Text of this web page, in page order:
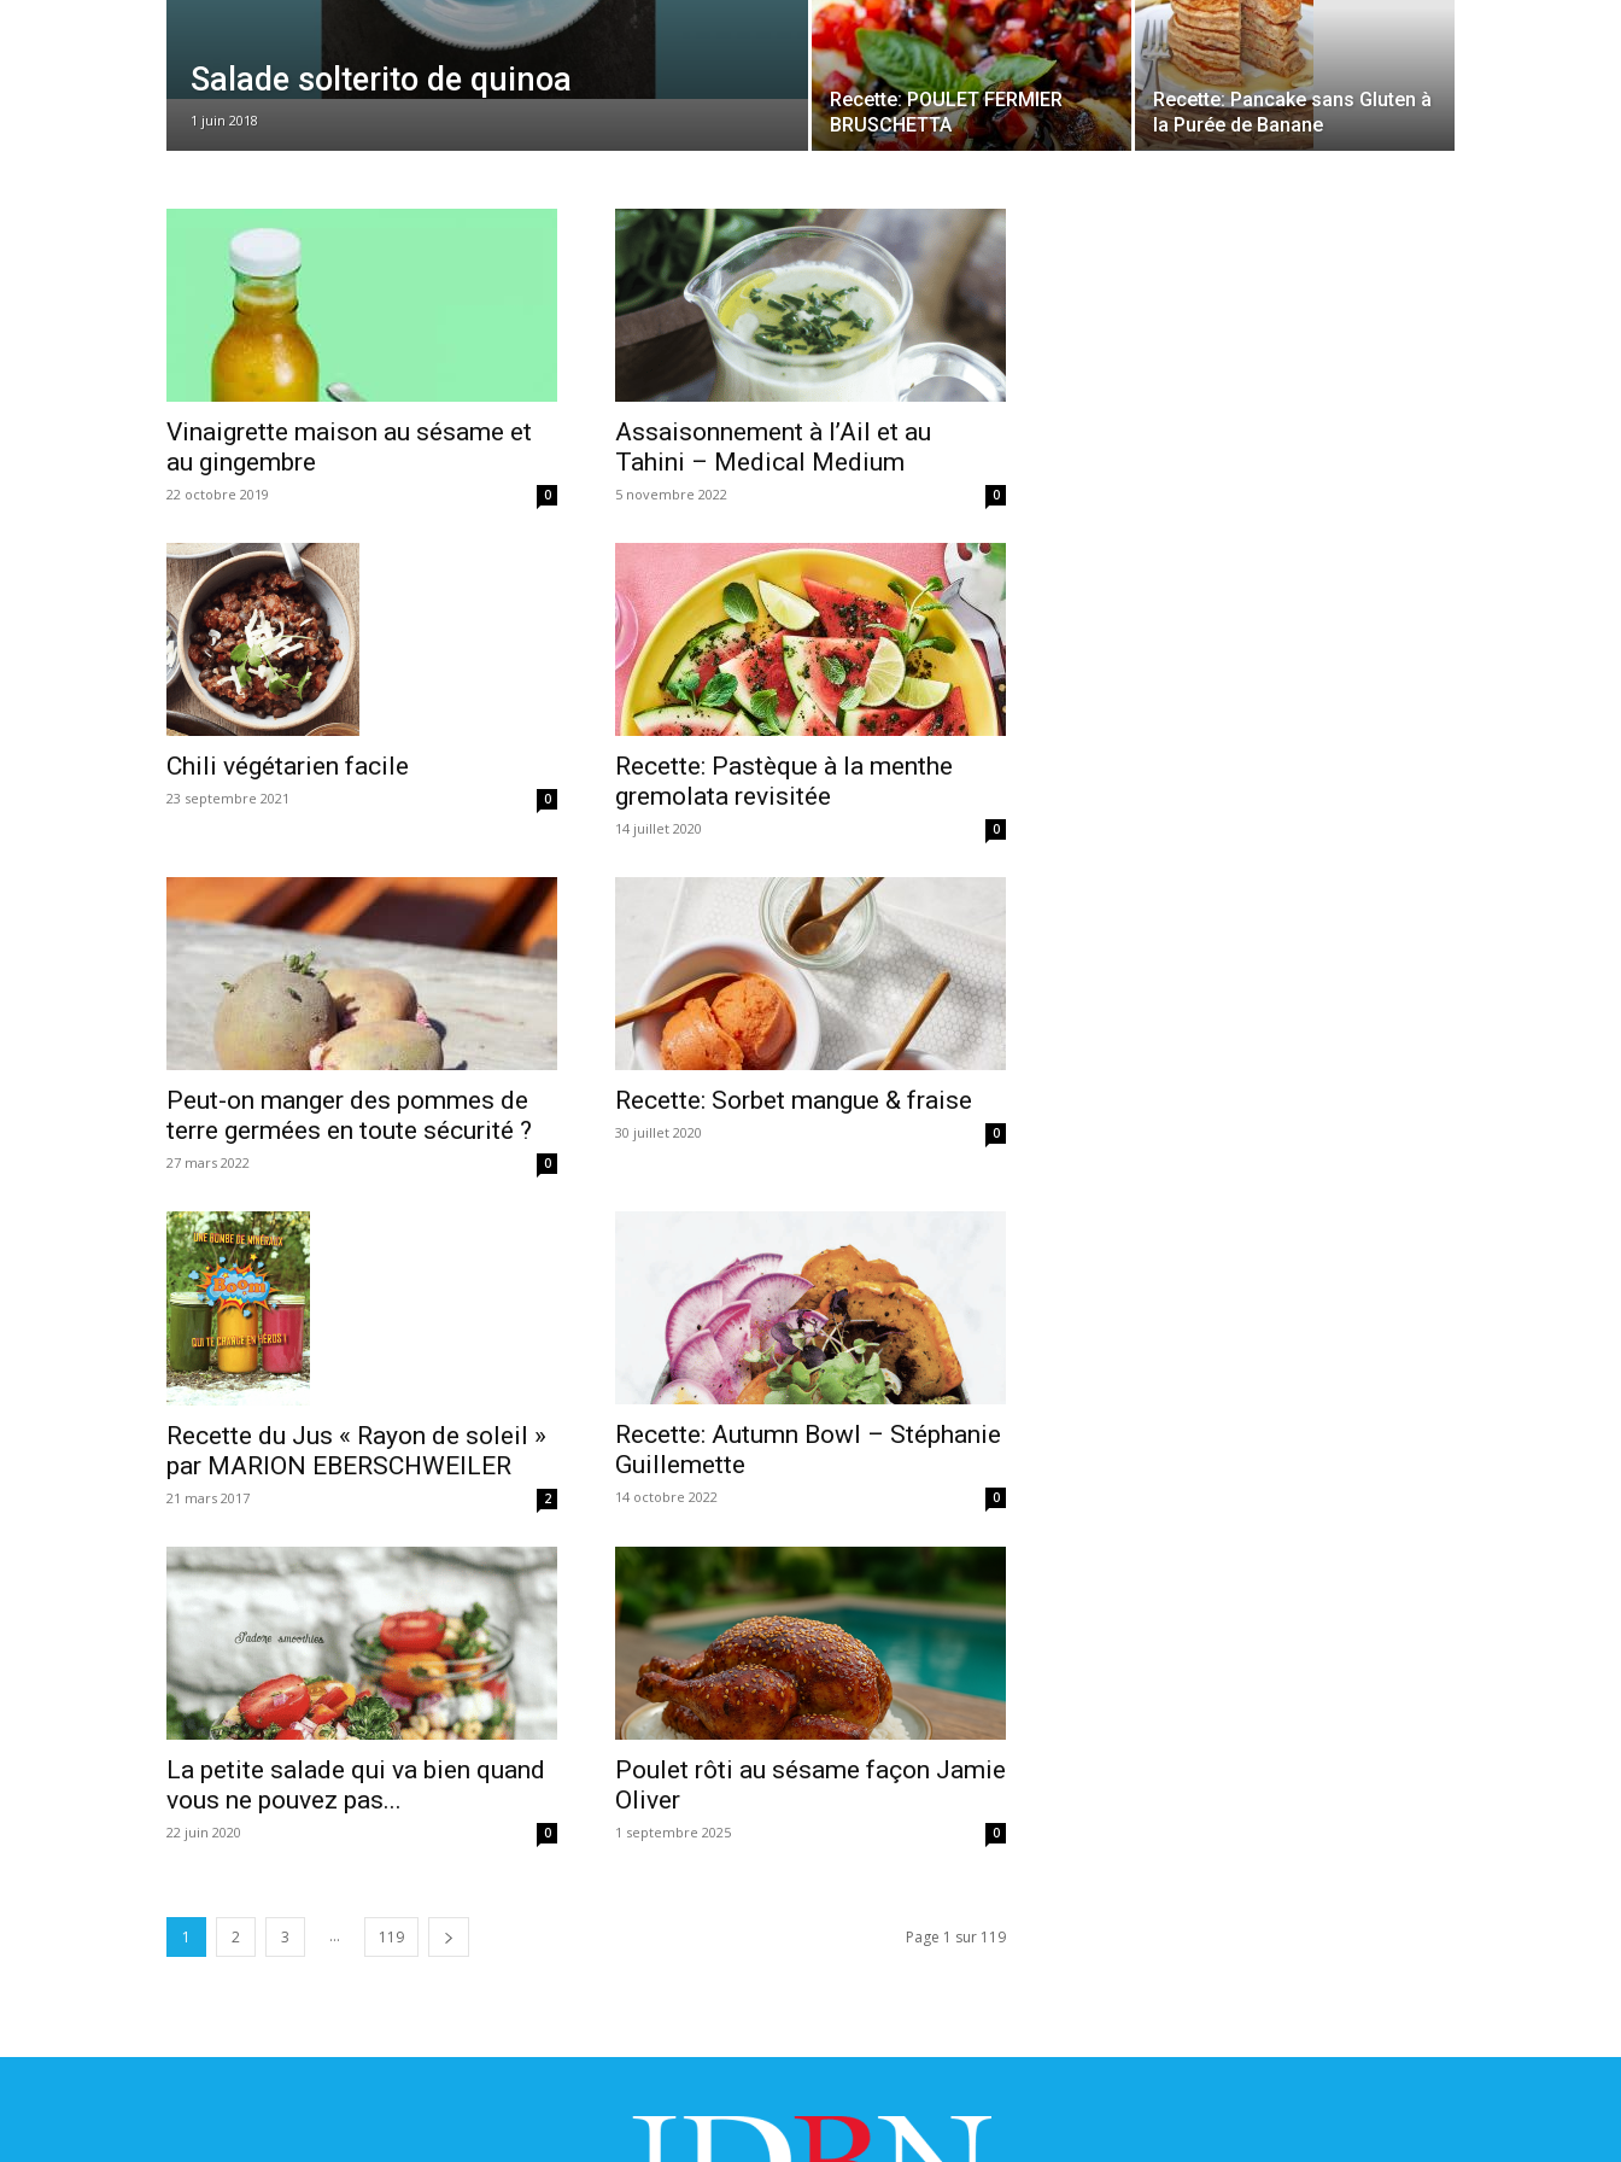
Salade solterito de quinoa
1 juin 2018
Recette: POULET FERMIER
BRUSCHETTA
Recette: Pancake sans Gluten à
la Purée de Banane
Vinaigrette maison au sésame et
au gingembre
22 octobre 2019 0
Assaisonnement à l’Ail et au
Tahini – Medical Medium
5 novembre 2022 0
Chili végétarien facile
23 septembre 2021 0
Recette: Pastèque à la menthe
gremolata revisitée
14 juillet 2020 0
Peut-on manger des pommes de
terre germées en toute sécurité ?
27 mars 2022 0
Recette: Sorbet mangue & fraise
30 juillet 2020 0
Recette du Jus « Rayon de soleil »
par MARION EBERSCHWEILER
21 mars 2017 2
Recette: Autumn Bowl – Stéphanie
Guillemette
14 octobre 2022 0
La petite salade qui va bien quand
vous ne pouvez pas...
22 juin 2020 0
Poulet rôti au sésame façon Jamie
Oliver
1 septembre 2025 0
1 2 3 ... 119 Page 1 sur 119